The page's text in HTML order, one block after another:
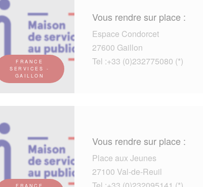
FRANCE
SERVICES -
GAILLON
Vous rendre sur place :
Espace Condorcet
27600 Gaillon
Tel :+33 (0)232775080 (*)
Vous rendre sur place :
Place aux Jeunes
27100 Val-de-Reuil